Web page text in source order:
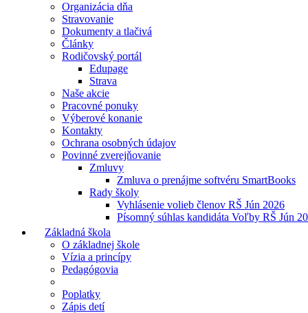
Organizácia dňa
Stravovanie
Dokumenty a tlačivá
Články
Rodičovský portál
Edupage
Strava
Naše akcie
Pracovné ponuky
Výberové konanie
Kontakty
Ochrana osobných údajov
Povinné zverejňovanie
Zmluvy
Zmluva o prenájme softvéru SmartBooks
Rady školy
Vyhlásenie volieb členov RŠ Jún 2026
Písomný súhlas kandidáta Voľby RŠ Jún
Základná škola
O základnej škole
Vízia a princípy
Pedagógovia
Poplatky
Zápis detí